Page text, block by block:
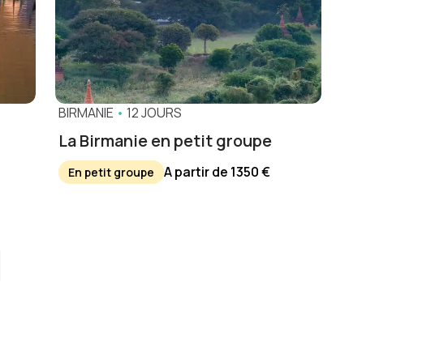
BIRMANIE • 12 JOURS
La Birmanie en petit groupe
En petit groupe A partir de 1350 €